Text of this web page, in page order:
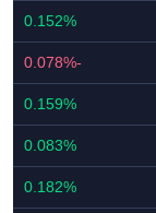
0.152%
-0.078%
0.159%
0.083%
0.182%